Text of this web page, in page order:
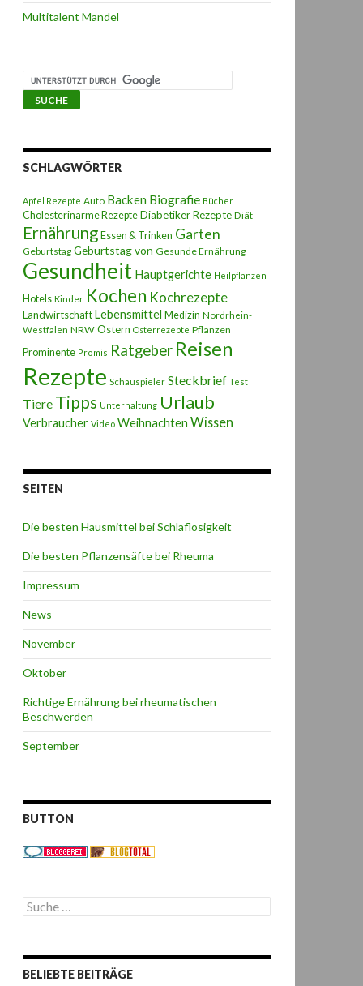
Multitalent Mandel
SCHLAGWÖRTER
Apfel Rezepte Auto Backen Biografie Bücher
Cholesterinarme Rezepte Diabetiker Rezepte Diät
Ernährung Essen & Trinken Garten
Geburtstag Geburtstag von Gesunde Ernährung
Gesundheit Hauptgerichte Heilpflanzen
Hotels Kinder Kochen Kochrezepte
LandwirtschaftLebensmittel Medizin Nordrhein-
Westfalen NRW Ostern Osterrezepte Pflanzen
Prominente Promis Ratgeber Reisen
Rezepte Schauspieler Steckbrief Test
Tiere Tipps Unterhaltung Urlaub
Verbraucher Video Weihnachten Wissen
SEITEN
Die besten Hausmittel bei Schlaflosigkeit
Die besten Pflanzensäfte bei Rheuma
Impressum
News
November
Oktober
Richtige Ernährung bei rheumatischen
Beschwerden
September
BUTTON
S
u
e
n
BELIEBTE BEITRÄGE